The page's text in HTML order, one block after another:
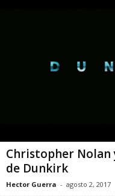
Christopher
de Dunkirk
Hector Guerra - agosto 2, 2017